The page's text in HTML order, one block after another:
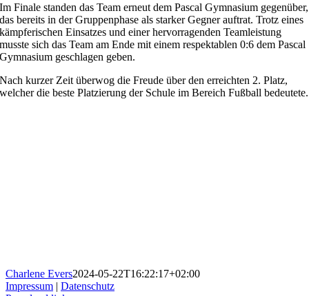
Im Finale standen das Team erneut dem Pascal Gymnasium gegenüber,
das bereits in der Gruppenphase als starker Gegner auftrat. Trotz eines
kämpferischen Einsatzes und einer hervorragenden Teamleistung
musste sich das Team am Ende mit einem respektablen 0:6 dem Pascal
Gymnasium geschlagen geben.
Nach kurzer Zeit überwog die Freude über den erreichten 2. Platz,
welcher die beste Platzierung der Schule im Bereich Fußball bedeutete.
Charlene Evers2024-05-22T16:22:17+02:00
Impressum | Datenschutz